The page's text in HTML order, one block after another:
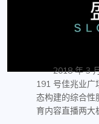
2018 年 3
191 号佳兆业广
态构建的综合性
育内容直播两大